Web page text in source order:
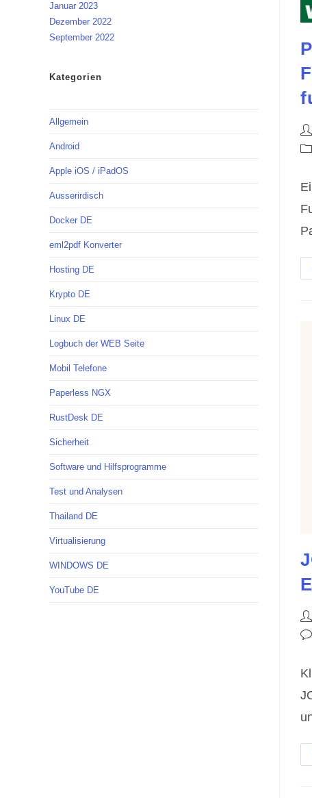
Januar 2023
Dezember 2022
September 2022
Kategorien
Allgemein
Android
Apple iOS / iPadOS
Ausserirdisch
Docker DE
eml2pdf Konverter
Hosting DE
Krypto DE
Linux DE
Logbuch der WEB Seite
Mobil Telefone
Paperless NGX
RustDesk DE
Sicherheit
Software und Hilfsprogramme
Test und Analysen
Thailand DE
Virtualisierung
WINDOWS DE
YouTube DE